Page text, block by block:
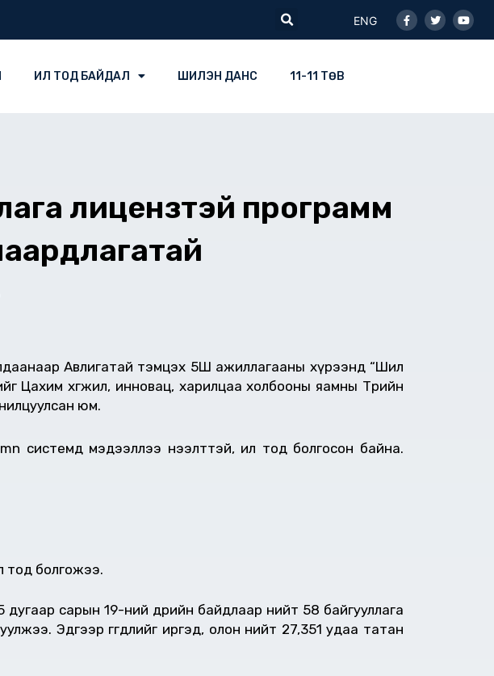
Search
ENG
f
ИЛ ТОД БАЙДАЛ ШИЛЭН ДАНС 11-11 ТӨВ
лицензтэй программ
Авлигатай тэмцэх 5Ш ажиллагааны хүрээнд “Шил
Цахим хөгжил, инновац, харилцаа холбооны яамны Төрийн
юм.
системд мэдээллээ нээлттэй, ил тод болгосон байна.
тод болгожээ.
сарын 19-ний өдрийн байдлаар нийт 58 байгууллага
Эдгээр өгөгдлийг иргэд, олон нийт 27,351 удаа татан